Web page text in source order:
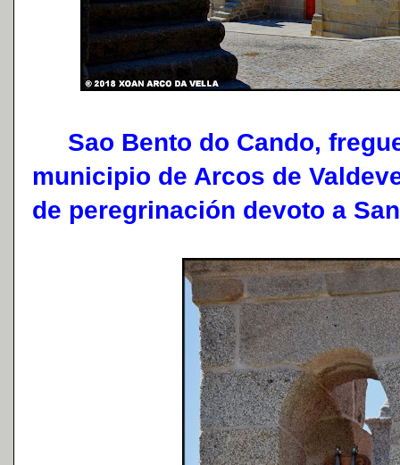
Sao Bento do Cando,
municipio de Arcos de
de peregrinación devoto a